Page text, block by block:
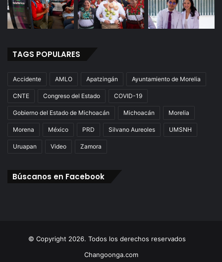
TAGS POPULARES
Accidente AMLO Apatzingán Ayuntamiento de Morelia
CNTE Congreso del Estado COVID-19
Gobierno del Estado de Michoacán Michoacán Morelia
Morena México PRD Silvano Aureoles UMSNH
Uruapan Video Zamora
Búscanos en Facebook
© Copyright 2026. Todos los derechos reservados
Changoonga.com